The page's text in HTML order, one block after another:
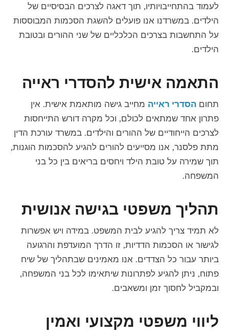
לעמוד בהתחייבויותיו, תוך דאגה לצרכים הבסיסיים של
הילדים. במשרדנו אנו פועלים להשגת הסכמות המבוססות
על התחשבות בצרכים הכלכליים של שני ההורים ובטובת
הילדים.
התאמה אישית להסדרי ראייה
תחום הסדרי ראייהמחייב גישה מותאמת אישית. אין
פתרון אחד שמתאים לכולם, וכל מקרה דורש התייחסות
לצרכים הייחודיים של ההורים והילדים. במשרד עורכת הדין
מתת פלסנר, אנו מסייעים להורים להגיע להסכמות הוגנות,
תוך שמירה על טובת הילד ויחסים בריאים בין כל בני
המשפחה.
תהליך משפטי בגישה אנושית
לא תמיד צריך להגיע לבית המשפט. במידה ויש אפשרות
לגישור או הסכמות הדדיות, זו הדרך המועדפת והרגועה
ביותר עבור כל הצדדים. אנו מאמינים שבתהליך של שיח
פתוח, ניתן להגיע לפתרונות שיתאימו לכל בני המשפחה,
ובמקביל לחסוך זמן ומשאבים.
ליווי משפטי מקצועי ואמין